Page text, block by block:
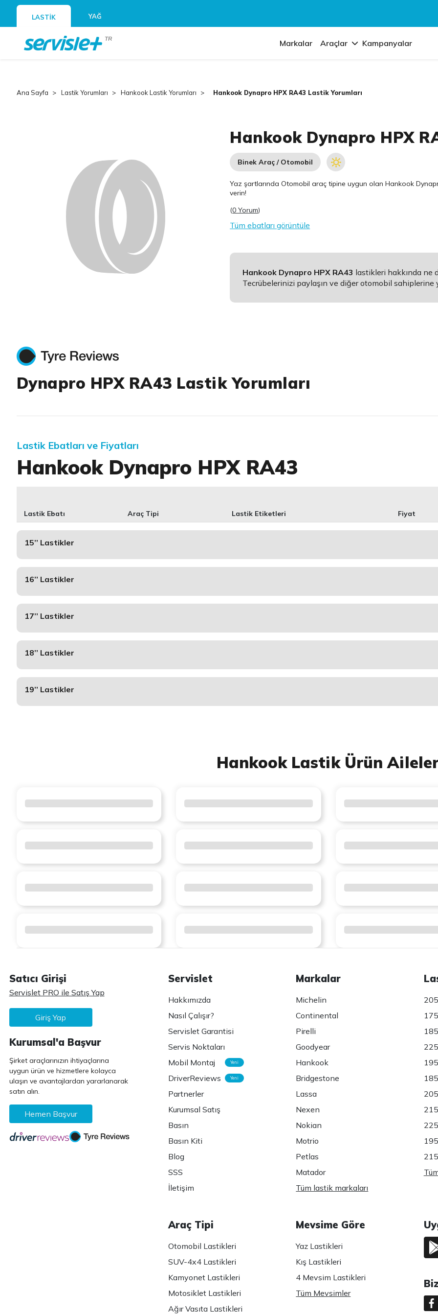
LASTİK YAĞ
TR Markalar Araçlar Kampanyalar
Ana Sayfa Lastik Yorumları Hankook Lastik Yorumları Hankook Dynapro HPX RA43 Lastik Yorumları
Hankook Dynapro HPX
Binek Araç / Otomobil
Yaz şartlarında Otomobil araç tipine uygun olanHankook
verin!
(0 Yorum)
Tüm ebatları görüntüle
Hankook Dynapro HPX RA43 lastikleri hakkında ne
Tecrübelerinizi paylaşın ve diğer otomobil sahiplerine
Dynapro HPX RA43 Lastik Yorumları
Lastik Ebatları ve Fiyatları
Hankook Dynapro HPX RA43
Lastik Ebatı Araç Tipi Lastik Etiketleri Fiyat
15’’ Lastikler
16’’ Lastikler
17’’ Lastikler
18’’ Lastikler
19’’ Lastikler
Hankook Lastik Ürün
Satıcı Girişi
Servislet PRO ile Satış Yap
Giriş Yap
Kurumsal'a Başvur
Şirket araçlarınızın ihtiyaçlarına
uygun ürün ve hizmetlere kolayca
ulaşın ve avantajlardan yararlanarak
satın alın.
Hemen Başvur
Servislet
Hakkımızda
Nasıl Çalışır?
Servislet Garantisi
Servis Noktaları
Mobil Montaj
Yeni
DriverReviews Yeni
Partnerler
Kurumsal Satış
Basın
Basın Kiti
Blog
SSS
İletişim
Markalar
Michelin
Continental
Pirelli
Goodyear
Hankook
Bridgestone
Lassa
Nexen
Nokian
Motrio
Petlas
Matador
Tüm lastik markaları
Araç Tipi
Otomobil Lastikleri
SUV-4x4 Lastikleri
Kamyonet Lastikleri
Motosiklet Lastikleri
Ağır Vasıta Lastikleri
Mevsime Göre
Yaz Lastikleri
Kış Lastikleri
4 Mevsim Lastikleri
Tüm Mevsimler